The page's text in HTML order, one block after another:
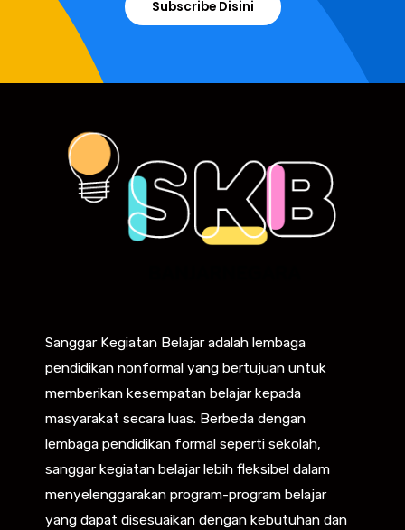
Subscribe Disini
Sanggar Kegiatan Belajar adalah lembaga
pendidikan nonformal yang bertujuan untuk
memberikan kesempatan belajar kepada
masyarakat secara luas. Berbeda dengan
lembaga pendidikan formal seperti sekolah,
sanggar kegiatan belajar lebih fleksibel dalam
menyelenggarakan program-program belajar
yang dapat disesuaikan dengan kebutuhan dan